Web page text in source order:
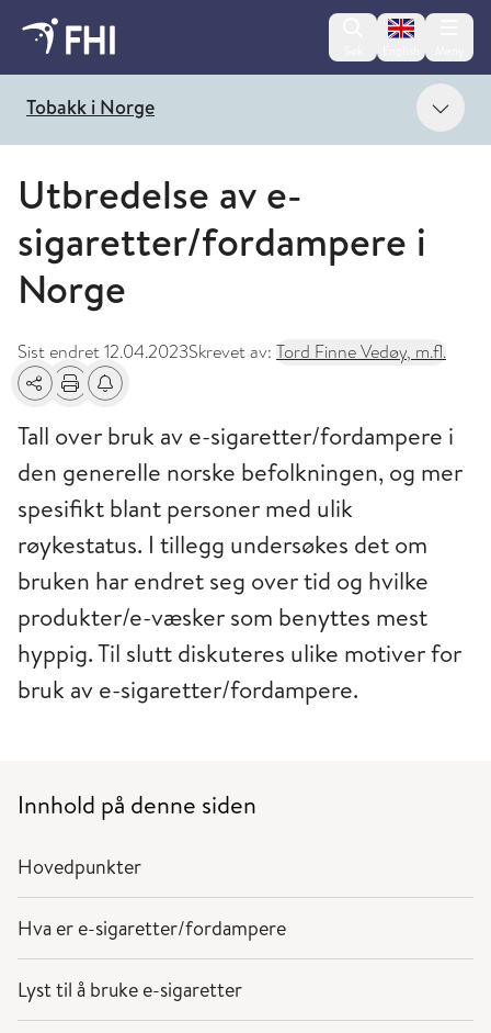
Change
Tobakk i Norge Vis
Utbredelse av e-
sigaretter/fordampere i
Norge
Sist endret12.04.2023Skrevet av: Tord Finne Vedøy, m.fl.
Del Skriv utFå varsel om endringer
Tall over bruk av e-sigaretter/fordampere i
den generelle norske befolkningen, og mer
spesifikt blant personer med ulik
røykestatus. I tillegg undersøkes det om
bruken har endret seg over tid og hvilke
produkter/e-væsker som benyttes mest
hyppig. Til slutt diskuteres ulike motiver for
bruk av e-sigaretter/fordampere.
Innhold på denne siden
Hovedpunkter
Hva er e-sigaretter/fordampere
Lyst til å bruke e-sigaretter